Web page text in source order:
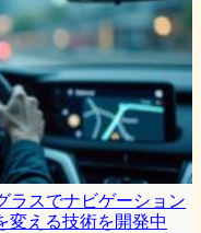
スでナビゲーション
える技術を開発中